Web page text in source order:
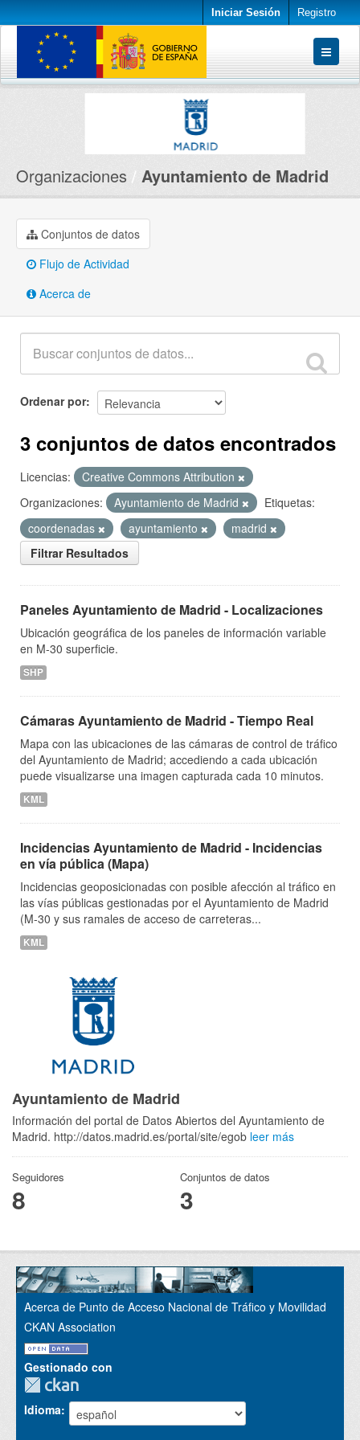
Iniciar Sesión Registro
Conjuntos de datos
Organizaciones Ayuntamiento de Madrid
Conjuntos de datos
Flujo de Actividad
Acerca de
Ordenar por
3 conjuntos de datos encontrados
Licencias:
Creative Commons Attribution
Organizaciones:
Ayuntamiento de Madrid
Etiquetas:
coordenadas
ayuntamiento
madrid
Filtrar Resultados
Paneles Ayuntamiento de Madrid - Localizaciones
Ubicación geográfica de los paneles de información variable
en M-30 superficie.
SHP
Cámaras Ayuntamiento de Madrid - Tiempo Real
Mapa con las ubicaciones de las cámaras de control de tráfico
del Ayuntamiento de Madrid; accediendo a cada ubicación
puede visualizarse una imagen capturada cada 10 minutos.
KML
Incidencias Ayuntamiento de Madrid - Incidencias
en vía pública (Mapa)
Incidencias geoposicionadas con posible afección al tráfico en
las vías públicas gestionadas por el Ayuntamiento de Madrid
(M-30 y sus ramales de acceso de carreteras...
KML
Ayuntamiento de Madrid
Información del portal de Datos Abiertos del Ayuntamiento de
Madrid. http://datos.madrid.es/portal/site/egob leer más
Seguidores
8
Conjuntos de datos
3
Acerca de Punto de Acceso Nacional de Tráfico y Movilidad
CKAN Association
Gestionado con
Idioma